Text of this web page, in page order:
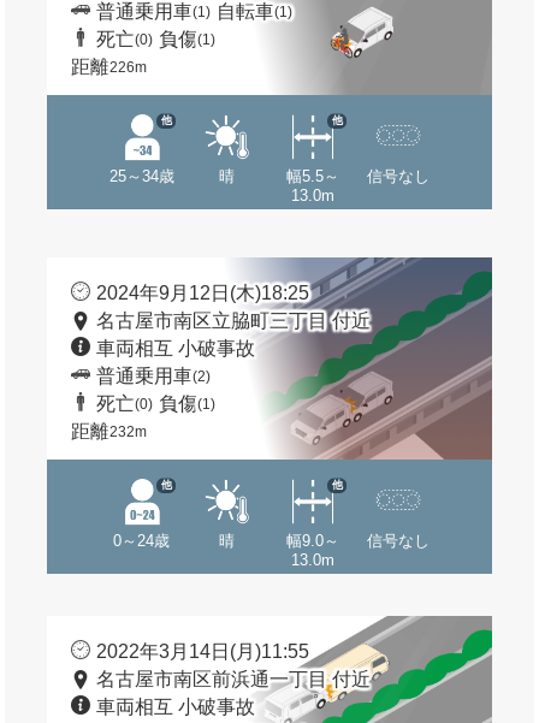
普通乗用車(1) 自転車(1)
死亡(0) 負傷(1)
距離226m
25～34歳
他
晴
幅5.5～
13.0m
他
信号なし
2024年9月12日(木)18:25
名古屋市南区立脇町三丁目 付近
車両相互 小破事故
普通乗用車(2)
死亡(0) 負傷(1)
距離232m
0～24歳
他
晴
幅9.0～
13.0m
他
信号なし
2022年3月14日(月)11:55
名古屋市南区前浜通一丁目 付近
車両相互 小破事故